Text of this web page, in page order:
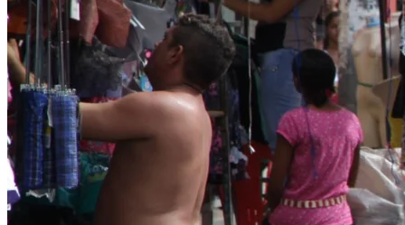
3
Comércio prevê alta no dia dos Pais